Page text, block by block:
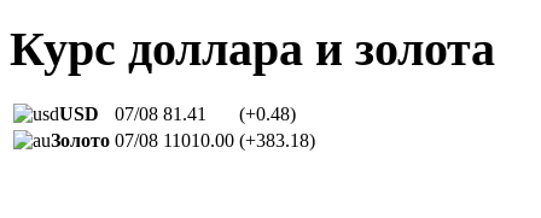
Курс доллара и золота
USD 07/08 81.41
(+0.48)
Золото 07/08 11010.00 (+383.18)